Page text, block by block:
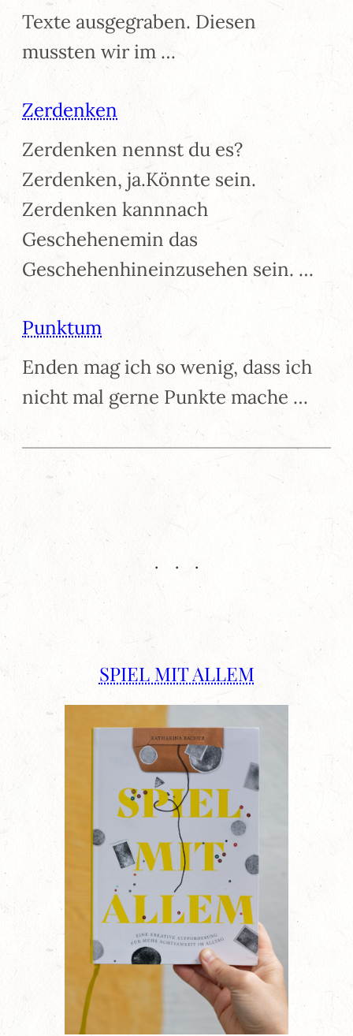
Texte ausgegraben. Diesen
mussten wir im …
Zerdenken
Zerdenken nennst du es?
Zerdenken, ja.Könnte sein.
Zerdenken kannnach
Geschehenemin das
Geschehenhineinzusehen sein. …
Punktum
Enden mag ich so wenig, dass ich
nicht mal gerne Punkte mache …
SPIEL MIT ALLEM